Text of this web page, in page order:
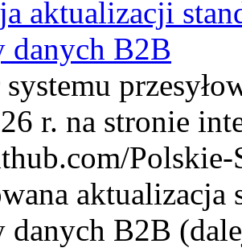
aktualizacji
danych B2B
r. na stronie
Polskie-
aktualizacja
danych B2B